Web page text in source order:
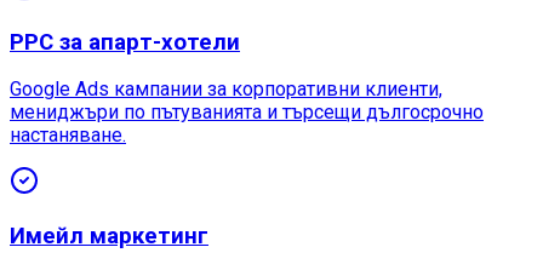
PPC за апарт-хотели
Google Ads кампании за корпоративни клиенти,
мениджъри по пътуванията и търсещи дългосрочно
настаняване.
Имейл маркетинг